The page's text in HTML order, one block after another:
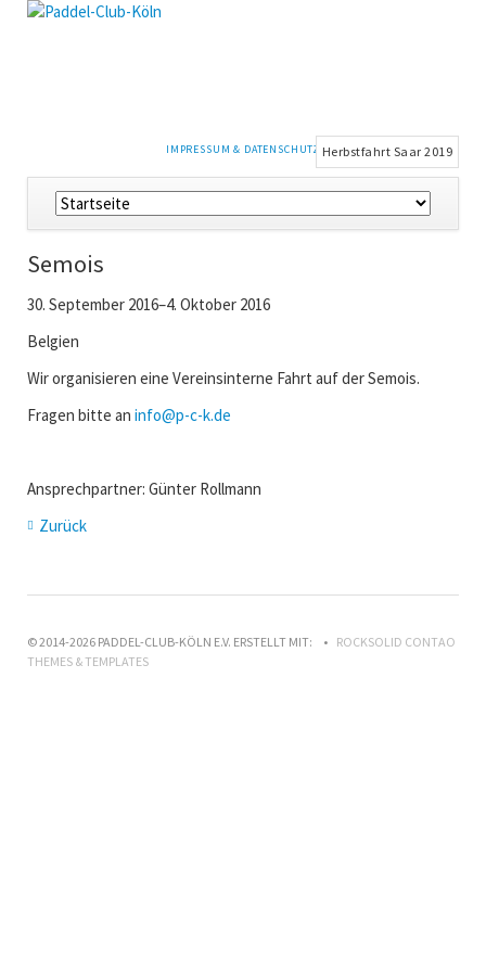
NAVIGATION
IMPRESSUM & DATENSCHUTZ Herbstfahrt Saar 2019
Navigation
überspringen
Semois
30. September 2016–4. Oktober 2016
Belgien
Wir organisieren eine Vereinsinterne Fahrt auf der Semois.
Fragen bitte an info@p-c-k.de
Ansprechpartner: Günter Rollmann
Zurück
© 2014-2026 PADDEL-CLUB-KÖLN E.V. ERSTELLT MIT:
ROCKSOLID CONTAO
THEMES & TEMPLATES